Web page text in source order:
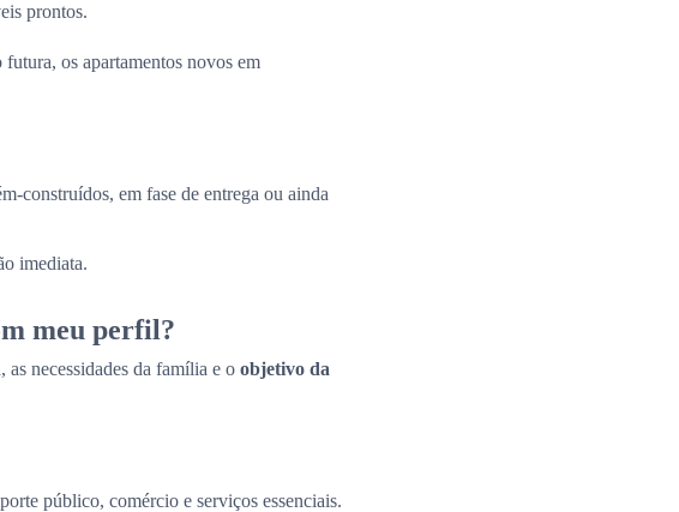
prontos.
futura, os apartamentos novos em
construídos, em fase de entrega ou ainda
imediata.
meu perfil?
necessidades da família e o objetivo da
público, comércio e serviços essenciais.